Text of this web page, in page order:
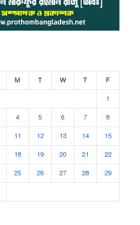
M T W T F
1
4 5 6 7 8
11 12 13 14 15
18 19 20 21 22
25 26 27 28 29